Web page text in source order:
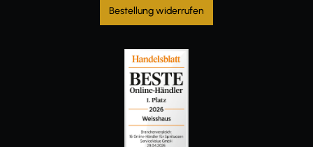
Bestellung widerrufen